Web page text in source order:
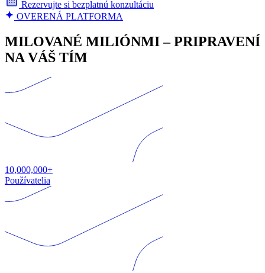
Rezervujte si bezplatnú konzultáciu
OVERENÁ PLATFORMA
MILOVANÉ MILIÓNMI – PRIPRAVENÍ
NA VÁŠ TÍM
10,000,000+
Používatelia